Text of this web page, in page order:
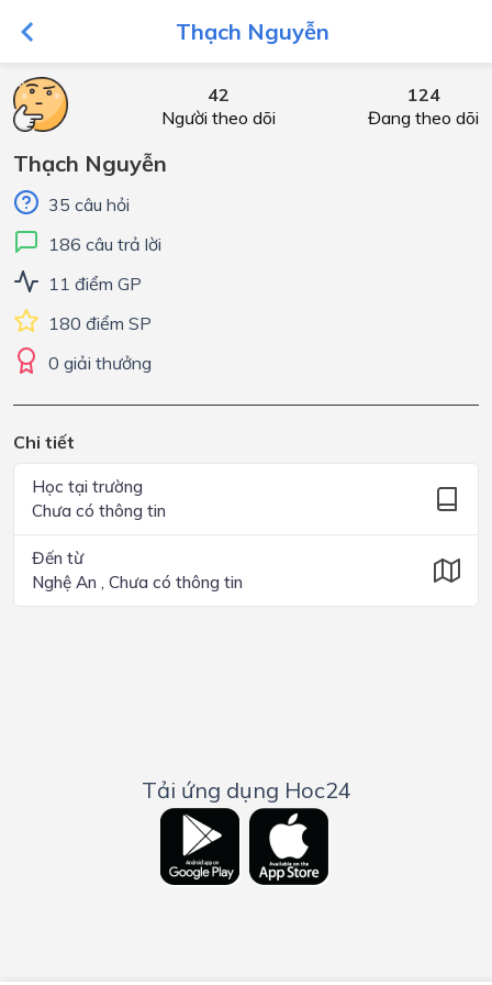
Thạch Nguyễn
42
Người theo dõi
124
Đang theo dõi
Thạch Nguyễn
35 câu hỏi
186 câu trả lời
11 điểm GP
180 điểm SP
0 giải thưởng
Chi tiết
Học tại trường
Chưa có thông tin
Đến từ
Nghệ An , Chưa có thông tin
Tải ứng dụng Hoc24